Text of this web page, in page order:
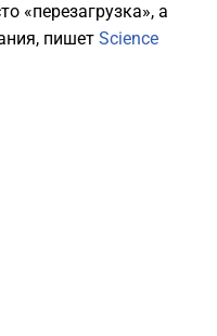
«перезагрузка», а
пишет Science